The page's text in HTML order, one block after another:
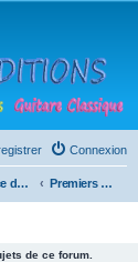
Connexion
Espace débutants Premiers essais
de ce forum.